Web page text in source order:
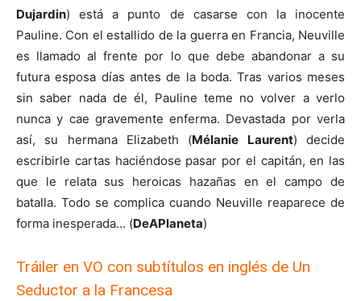
Dujardin) está a punto de casarse con la inocente
Pauline. Con el estallido de la guerra en Francia, Neuville
es llamado al frente por lo que debe abandonar a su
futura esposa días antes de la boda. Tras varios meses
sin saber nada de él, Pauline teme no volver a verlo
nunca y cae gravemente enferma. Devastada por verla
así, su hermana Elizabeth (Mélanie Laurent) decide
escribirle cartas haciéndose pasar por el capitán, en las
que le relata sus heroicas hazañas en el campo de
batalla. Todo se complica cuando Neuville reaparece de
forma inesperada… (DeAPlaneta)
Tráiler en VO con subtítulos en inglés de Un
Seductor a la Francesa